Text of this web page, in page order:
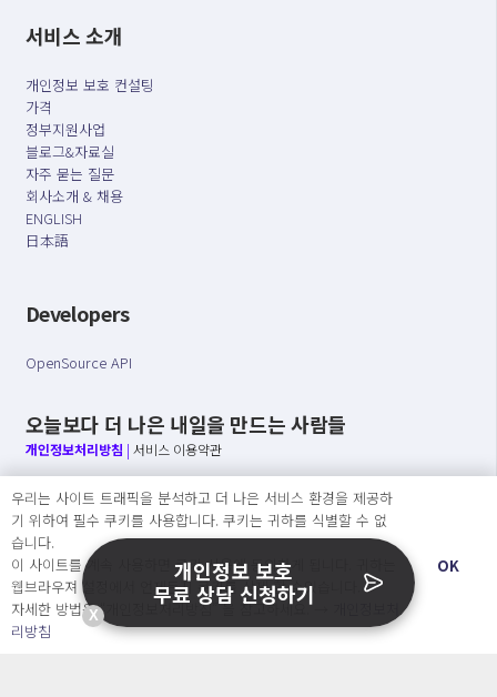
서비스 소개
개인정보 보호 컨설팅
가격
정부지원사업
블로그&자료실
자주 묻는 질문
회사소개 & 채용
ENGLISH
日本語
Developers
OpenSource API
오늘보다 더 나은 내일을 만드는 사람들
개인정보처리방침 | 서비스 이용약관
○ 개인정보보호 컴플라이언스를 선도하겠습니다.
○ 정보주체의 권리를 보장하겠습니다.
○ 기업의 개인정보보호를 위한 효율적 관리를 보장하겠습니다.
Copyright Ⓒ
2026 O.NE PEOPLE Co., Ltd. All rights reserved.
우리는 사이트 트래픽을 분석하고 더 나은 서비스 환경을 제공하
기 위하여 필수 쿠키를 사용합니다. 쿠키는 귀하를 식별할 수 없
습니다.
이 사이트를 계속 사용하면 쿠키 사용에 동의하게 됩니다. 귀하는
웹브라우져 설정에서 언제든지 쿠키를 삭제 할 수있습니다.
자세한 방법은 “개인정보처리방침” 을 참고하세요. →
리방침
OK
X
개인정보 보호
무료 상담 신청하기